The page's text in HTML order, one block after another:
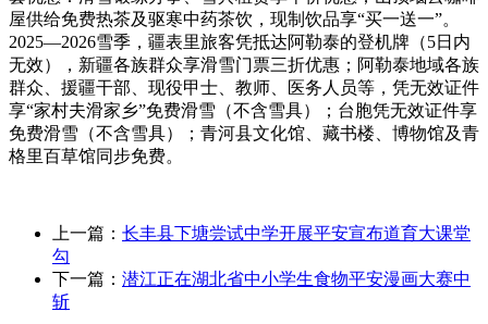
屋供给免费热茶及驱寒中药茶饮，现制饮品享“买一送一”。
2025—2026雪季，疆表里旅客凭抵达阿勒泰的登机牌（5日内
无效），新疆各族群众享滑雪门票三折优惠；阿勒泰地域各族
群众、援疆干部、现役甲士、教师、医务人员等，凭无效证件
享“家村夫滑家乡”免费滑雪（不含雪具）；台胞凭无效证件享
免费滑雪（不含雪具）；青河县文化馆、藏书楼、博物馆及青
格里百草馆同步免费。
上一篇： 长丰县下塘尝试中学开展平安宣布道育大课堂
勾
下一篇： 潜江正在湖北省中小学生食物平安漫画大赛中
斩